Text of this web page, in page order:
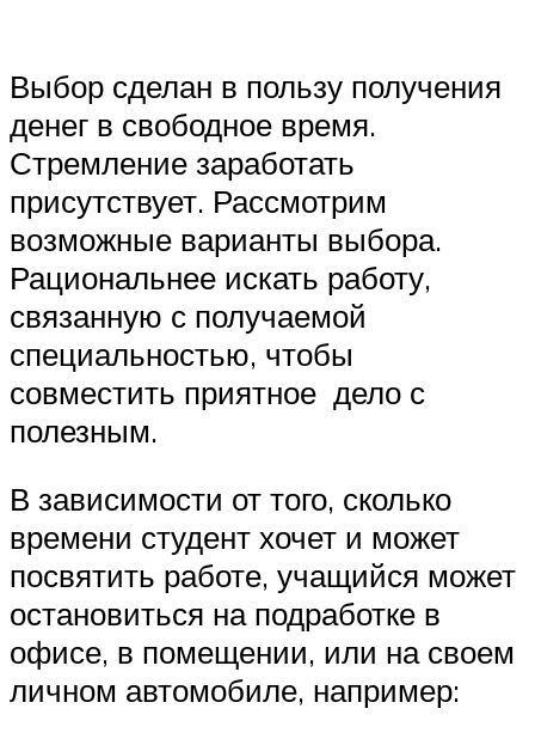
Выбор сделан в пользу получения
денег в свободное время.
Стремление заработать
присутствует. Рассмотрим
возможные варианты выбора.
Рациональнее искать работу,
связанную с получаемой
специальностью, чтобы
совместить приятное дело с
полезным.
В зависимости от того, сколько
времени студент хочет и может
посвятить работе, учащийся может
остановиться на подработке в
офисе, в помещении, или на своем
личном автомобиле, например: